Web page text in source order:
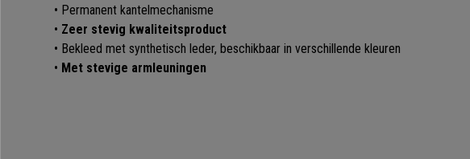
• Permanent kantelmechanisme
• Zeer stevig kwaliteitsproduct
• Bekleed met synthetisch leder, beschikbaar in verschillende kleuren
• Met stevige armleuningen